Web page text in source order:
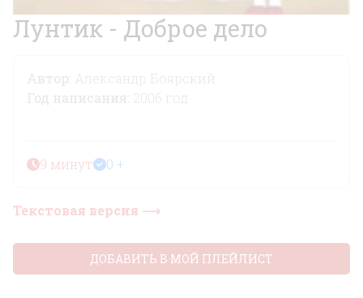
Лунтик - Доброе дело
Автор: Александр Боярский
Год написания: 2006 год
9 минут 0 +
Текстовая версия ⟶
ДОБАВИТЬ В МОЙ ПЛЕЙЛИСТ